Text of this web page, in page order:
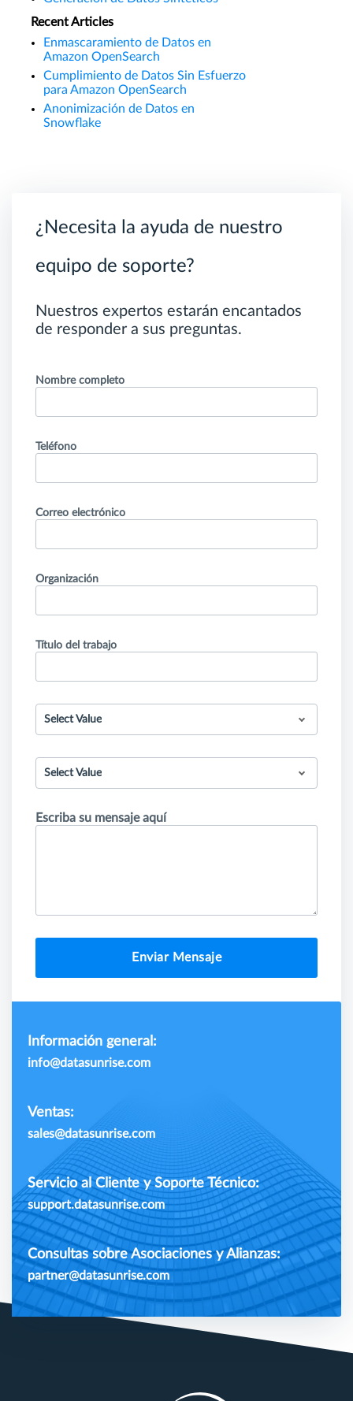
Recent Articles
Enmascaramiento de Datos en
Amazon OpenSearch
Cumplimiento de Datos Sin Esfuerzo
para Amazon OpenSearch
Anonimización de Datos en
Snowflake
¿Necesita la ayuda de nuestro
equipo de soporte?
Nuestros expertos estarán encantados
de responder a sus preguntas.
Nombre completo
Teléfono
Correo electrónico
Organización
Título del trabajo
Select Value
Select Value
Escriba su mensaje aquí
Enviar Mensaje
Información general:
info@datasunrise.com
Ventas:
sales@datasunrise.com
Servicio al Cliente y Soporte Técnico:
support.datasunrise.com
Consultas sobre Asociaciones y Alianzas:
partner@datasunrise.com